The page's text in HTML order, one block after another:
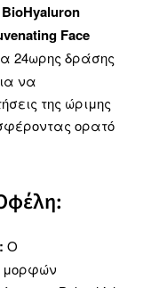
Face
24ωρης δράσης
να
της ώριμης
ορατό
Ο
μορφών